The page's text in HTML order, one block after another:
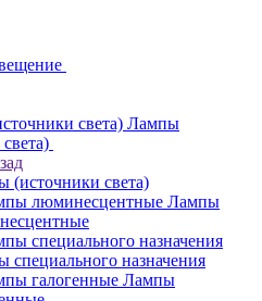
Лампы
(источники света)
Лампы
специального назначения
Лампы